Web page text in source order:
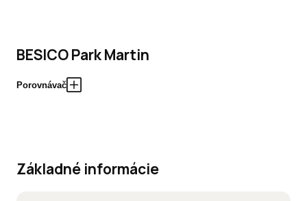
BESICO Park Martin
Porovnávač
Základné informácie